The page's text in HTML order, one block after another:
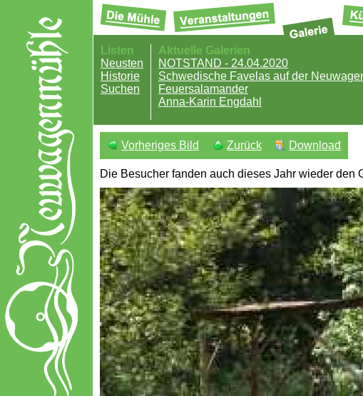
Listen
Neusten
Historie
Suchen
Aktuelle Galerien
NOTSTAND - 24.04.2020
Schwedische Favelas auf der
Feuersalamander
Anna-Karin Engdahl
Vorheriges Bild Zurück Download
Die Besucher fanden auch dieses Jahr wieder den